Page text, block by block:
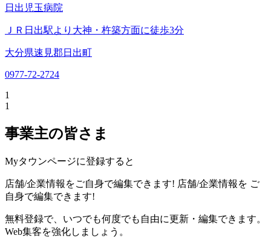
日出児玉病院
ＪＲ日出駅より大神・杵築方面に徒歩3分
大分県速見郡日出町
0977-72-2724
1
1
事業主の皆さま
Myタウンページに登録すると
店舗/企業情報をご自身で編集できます! 店舗/企業情報を ご
自身で編集できます!
無料登録で、いつでも何度でも自由に更新・編集できます。
Web集客を強化しましょう。